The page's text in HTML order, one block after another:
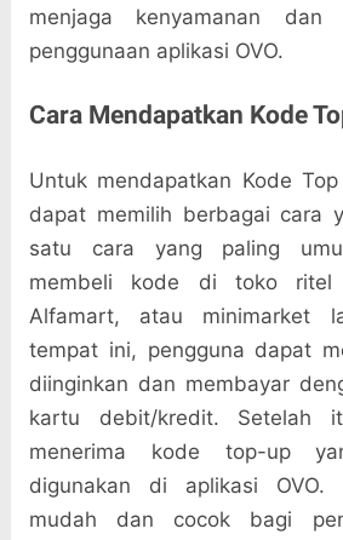
menjaga kenyamanan dan
penggunaan aplikasi OVO.
Cara Mendapatkan Kode
Untuk mendapatkan Kode
dapat memilih berbagai cara
satu cara yang paling
membeli kode di toko ritel
Alfamart, atau minimarket
tempat ini, pengguna dapat
diinginkan dan membayar
kartu debit/kredit. Setelah
menerima kode top-up
digunakan di aplikasi
mudah dan cocok bagi